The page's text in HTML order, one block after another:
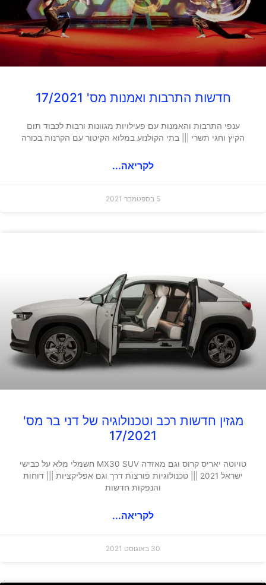
חדשות התרבות ואמנות מס' 17/2021
ענפי התרבות והאמנות עם פעילויות מגוונות ורבות לכבוד תום
הקיץ וחגי תשרי ||| בתי הקולנוע במלוא הקיטור עם הקרנות בכורה
לקריאה...
5 בספטמבר 2021
מגזין חדשות רכב וטכנולוגיה של דני בר מס'
17/2021
טויוטה יאריס קרוס וגם מאזדה MX30 SUV חשמלי מלא על כבישי
ישראל 2021 ||| טכנולוגיות פורצות דרך וגם אפליקציות ||| דוחות
והנפקות חדשות
לקריאה...
30 באוגוסט 2021